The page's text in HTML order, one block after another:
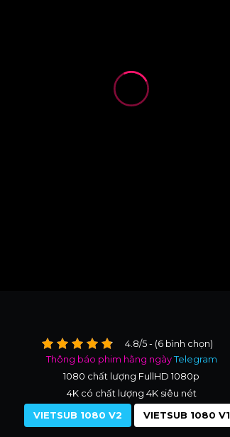
4.8/5 - (6 bình chọn)
Thông báo phim hằng ngàyTelegram
1080 chất lượng FullHD 1080p
4K có chất lượng 4K siêu nét
VIETSUB 1080 V2
VIETSUB 1080 V1